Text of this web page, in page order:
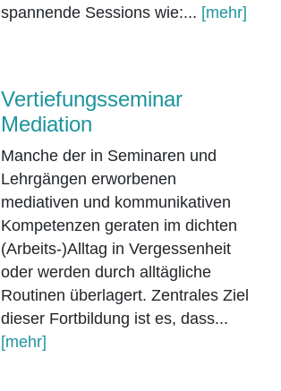
spannende Sessions wie:... [mehr]
Vertiefungsseminar
Mediation
Manche der in Seminaren und
Lehrgängen erworbenen
mediativen und kommunikativen
Kompetenzen geraten im dichten
(Arbeits-)Alltag in Vergessenheit
oder werden durch alltägliche
Routinen überlagert. Zentrales Ziel
dieser Fortbildung ist es, dass...
[mehr]